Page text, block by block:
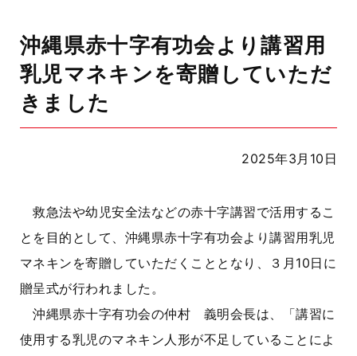
沖縄県赤十字有功会より講習用
乳児マネキンを寄贈していただ
きました
2025年3月10日
救急法や幼児安全法などの赤十字講習で活用するこ
とを目的として、沖縄県赤十字有功会より講習用乳児
マネキンを寄贈していただくこととなり、３月10日に
贈呈式が行われました。
沖縄県赤十字有功会の仲村 義明会長は、「講習に
使用する乳児のマネキン人形が不足していることによ